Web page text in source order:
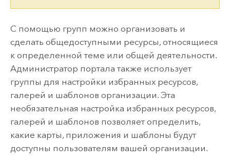
С помощью групп можно организовать и
сделать общедоступными ресурсы, относящиеся
к определенной теме или общей деятельности.
Администратор портала также использует
группы для настройки избранных ресурсов,
галерей и шаблонов организации. Эта
необязательная настройка избранных ресурсов,
галерей и шаблонов позволяет определить,
какие карты, приложения и шаблоны будут
доступны пользователям вашей организации.